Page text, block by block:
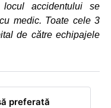
accidentului se
medic. Toate cele 3
de către echipajele
preferată